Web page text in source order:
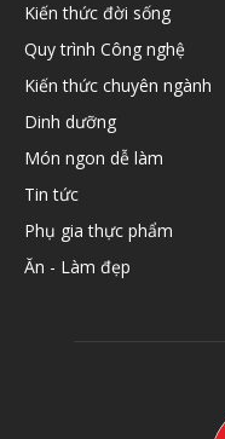
Kiến thức đời sống
Quy trình Công nghệ
Kiến thức chuyên ngành
Dinh dưỡng
Món ngon dễ làm
Tin tức
Phụ gia thực phẩm
Ăn - Làm đẹp